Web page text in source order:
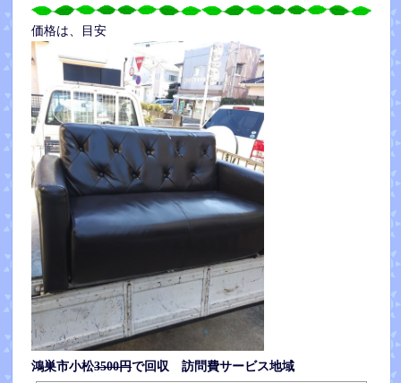
価格は、目安
鴻巣市小松3500円で回収 訪問費サービス地域